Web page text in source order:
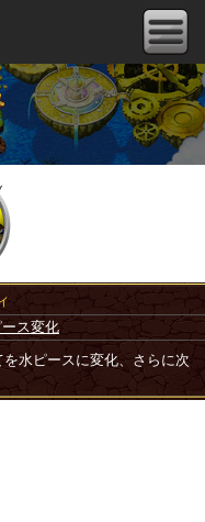
ス変化
水ピースに変化、さらに次